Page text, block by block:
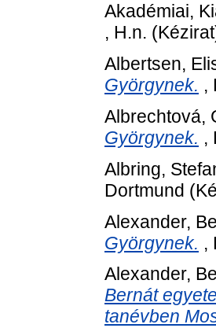
Akadémiai,
, H.n.
Albertsen,
Györgynek. ,
Albrechtová,
Györgynek. ,
Albring,
Dortmund
Alexander,
Györgynek. ,
Alexander,
Bernát
tanévben